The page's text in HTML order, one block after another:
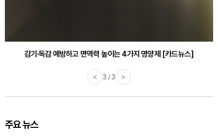
감기·독감 예방하고 면역력 높이는 4가지 영양제 [카드뉴스]
< 3 / 3 >
주요 뉴스